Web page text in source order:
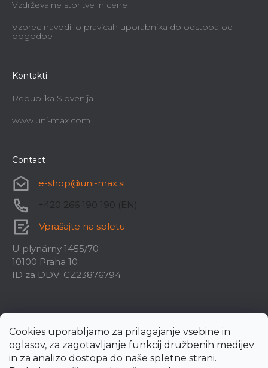
Cookies uporabljamo za prilagajanje vsebine in
oglasov, za zagotavljanje funkcij družbenih medijev
in za analizo dostopa do naše spletne strani.
Vzdrževalne storitve in cene
Vzorec navodil o pravicah uporabnika do odstopa od
pogodbe
Kontakti
Republika Slovenija
www.uni-max.com
Contact
e-shop@uni-max.si
+420 266 190 190 (EN)
Vprašajte na spletu
U plynárny 1455/70
10100 Praha 10
ID za DDV: CZ23876794